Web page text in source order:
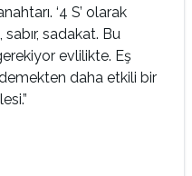
‘4 S’ olarak
sadakat. Bu
evlilikte. Eş
daha etkili bir